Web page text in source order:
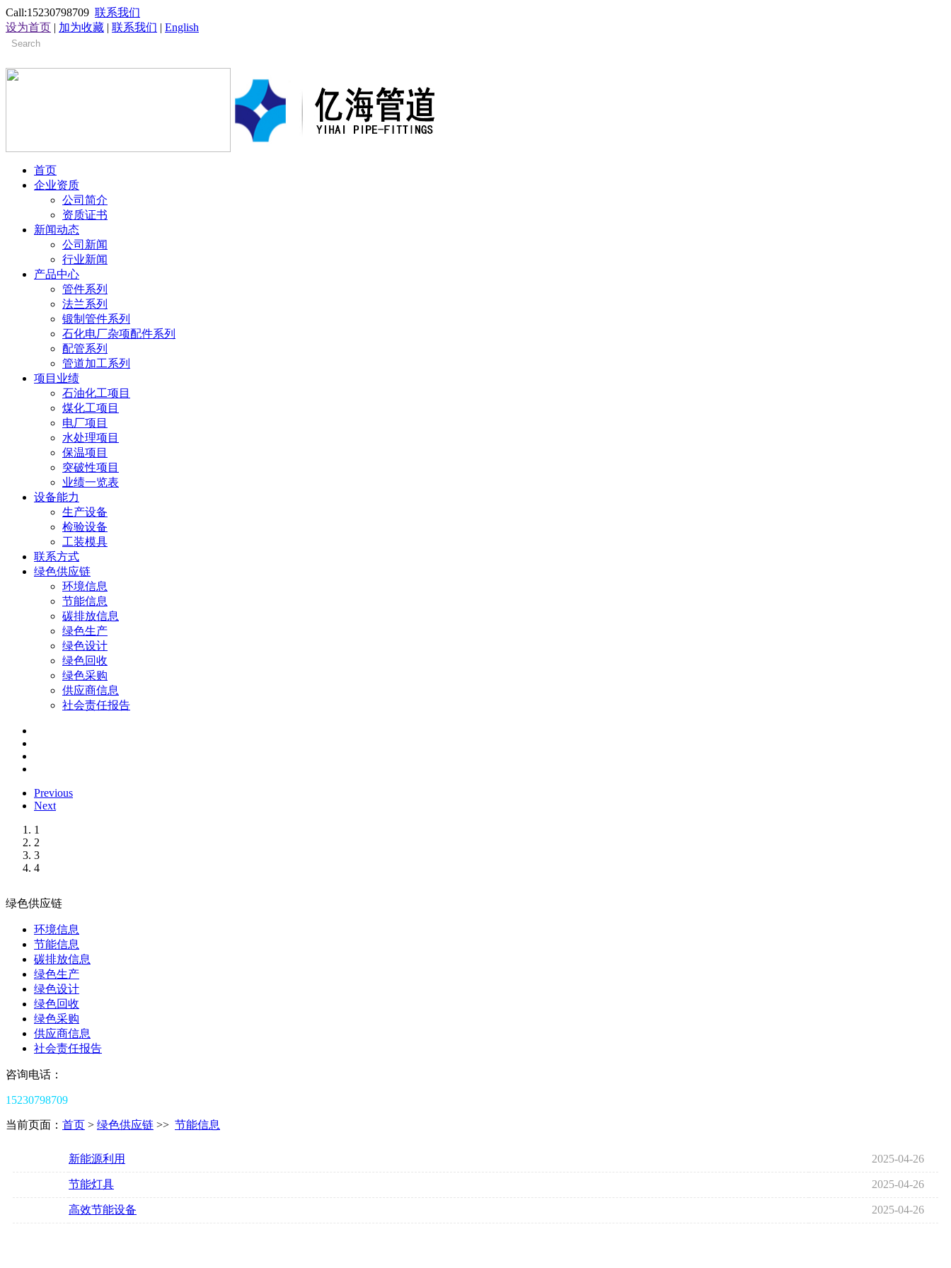
Call:15230798709 联系我们
设为首页 | 加为收藏 | 联系我们 | English
首页
企业资质
公司简介
资质证书
新闻动态
公司新闻
行业新闻
产品中心
管件系列
法兰系列
锻制管件系列
石化电厂杂项配件系列
配管系列
管道加工系列
项目业绩
石油化工项目
煤化工项目
电厂项目
水处理项目
保温项目
突破性项目
业绩一览表
设备能力
生产设备
检验设备
工装模具
联系方式
绿色供应链
环境信息
节能信息
碳排放信息
绿色生产
绿色设计
绿色回收
绿色采购
供应商信息
社会责任报告
Previous
Next
1
2
3
4
绿色供应链
环境信息
节能信息
碳排放信息
绿色生产
绿色设计
绿色回收
绿色采购
供应商信息
社会责任报告
咨询电话：
15230798709
当前页面： 首页 > 绿色供应链 >> 节能信息
新能源利用 2025-04-26
节能灯具 2025-04-26
高效节能设备 2025-04-26